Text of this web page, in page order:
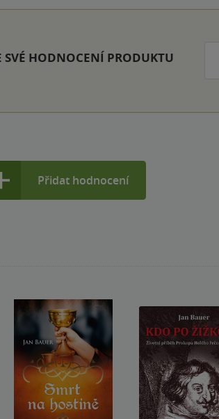
SVÉ HODNOCENÍ PRODUKTU
Přidat hodnocení